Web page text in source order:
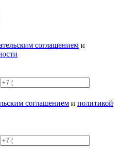
соглашением и
соглашением и политикой